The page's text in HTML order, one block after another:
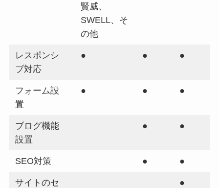
賢威、
SWELL、そ
の他
レスポンシ
ブ対応
● ● ●
フォーム設
置
● ● ●
ブログ機能
設置
● ●
SEO対策 ● ●
サイトのセ
●